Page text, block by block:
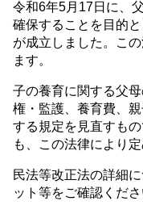
令和6年5月17日に、
確保することを目的
が成立しました。こ
ます。
子の養育に関する父
権・監護、養育費、
する規定を見直すも
も、この法律により
民法等改正法の詳細
ット等をご確認くださ